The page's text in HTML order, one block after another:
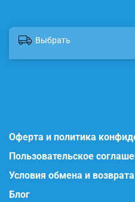
Выбрать
Оферта и политика
Пользовательское
Условия обмена и возврата
Блог